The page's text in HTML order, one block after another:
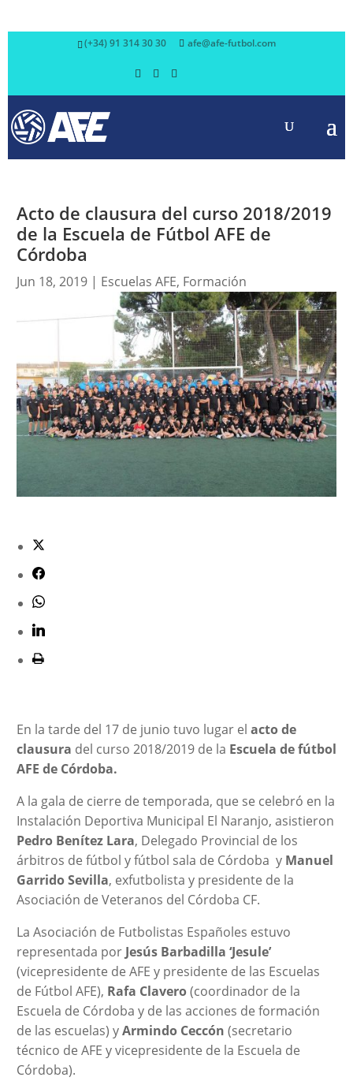
(+34) 91 314 30 30 afe@afe-futbol.com
Acto de clausura del curso 2018/2019
de la Escuela de Fútbol AFE de
Córdoba
Jun 18, 2019| Escuelas AFE, Formación
En la tarde del 17 de junio tuvo lugar el acto de
clausura del curso 2018/2019 de la Escuela de fútbol
AFE de Córdoba.
A la gala de cierre de temporada, que se celebró en la
Instalación Deportiva Municipal El Naranjo, asistieron
Pedro Benítez Lara, Delegado Provincial de los
árbitros de fútbol y fútbol sala de Córdoba y Manuel
Garrido Sevilla, exfutbolista y presidente de la
Asociación de Veteranos del Córdoba CF.
La Asociación de Futbolistas Españoles estuvo
representada por Jesús Barbadilla ‘Jesule’
(vicepresidente de AFE y presidente de las Escuelas
de Fútbol AFE), Rafa Clavero(coordinador de la
Escuela de Córdoba y de las acciones de formación
de las escuelas) yArmindo Ceccón (secretario
técnico de AFE y vicepresidente de la Escuela de
Córdoba).